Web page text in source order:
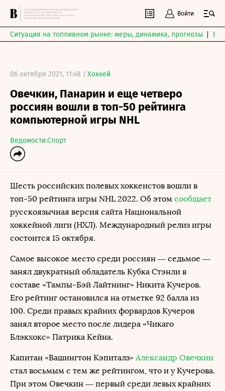
Войти
Ситуация на топливном рынке: меры, динамика, прогнозы
06 октября 2021, 11:48 /Хоккей
Овечкин, Панарин и еще четверо
россиян вошли в топ-50 рейтинга
компьютерной игры NHL
Ведомости.Спорт
Шесть российских полевых хоккеистов вошли в
топ-50 рейтинга игры NHL 2022. Об этом сообщает
русскоязычная версия сайта Национальной
хоккейной лиги (НХЛ). Международный релиз игры
состоится 15 октября.
Самое высокое место среди россиян — седьмое —
занял двукратный обладатель Кубка Стэнли в
составе «Тампы-Бэй Лайтнинг» Никита Кучеров.
Его рейтинг остановился на отметке 92 балла из
100. Среди правых крайних форвардов Кучеров
занял второе место после лидера «Чикаго
Блэкхокс» Патрика Кейна.
Капитан «Вашингтон Кэпиталз» Александр Овечкин
стал восьмым с тем же рейтингом, что и у Кучерова.
При этом Овечкин — первый среди левых крайних